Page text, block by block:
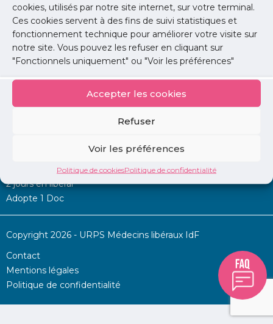
cookies, utilisés par notre site internet, sur votre terminal.
Ces cookies servent à des fins de suivi statistiques et
fonctionnement technique pour améliorer votre visite sur
notre site. Vous pouvez les refuser en cliquant sur
"Fonctionnels uniquement" ou "Voir les préférences"
Accepter les cookies
Refuser
Voir les préférences
Politique de cookiesPolitique de confidentialité
Permanence d’aide à l’installation
2 jours en libéral
Adopte 1 Doc
Copyright 2026 - URPS Médecins libéraux IdF
Contact
Mentions légales
Politique de confidentialité